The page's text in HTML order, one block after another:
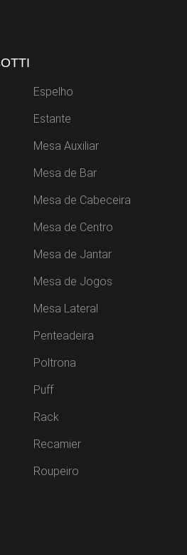
Espelho
Estante
Mesa Auxiliar
Mesa de Bar
Mesa de Cabeceira
Mesa de Centro
Mesa de Jantar
Mesa de Jogos
Mesa Lateral
Penteadeira
Poltrona
Puff
Rack
Recamier
Roupeiro